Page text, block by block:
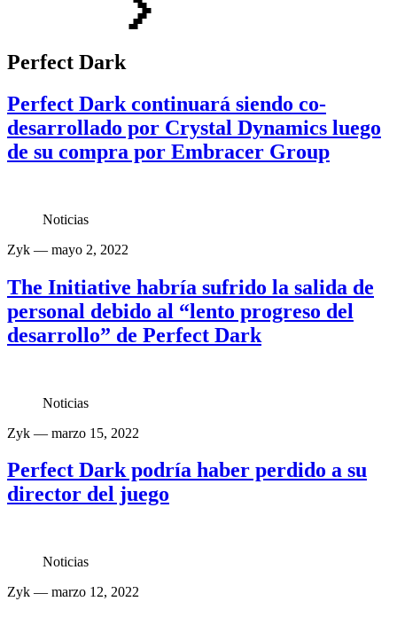
Perfect Dark
Perfect Dark continuará siendo co-
desarrollado por Crystal Dynamics luego
de su compra por Embracer Group
Noticias
Zyk — mayo 2, 2022
The Initiative habría sufrido la salida de
personal debido al “lento progreso del
desarrollo” de Perfect Dark
Noticias
Zyk — marzo 15, 2022
Perfect Dark podría haber perdido a su
director del juego
Noticias
Zyk — marzo 12, 2022